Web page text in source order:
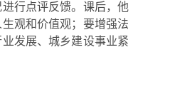
行点评反馈。课后，他
观和价值观；要增强法
发展、城乡建设事业紧